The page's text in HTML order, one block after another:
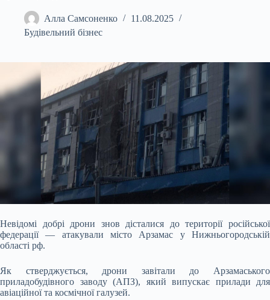
Алла Самсоненко
11.08.2025
Будівельний бізнес
Невідомі добрі дрони знов дісталися до території російської
федерації — атакували місто Арзамас у Нижньогородській
області рф.
Як стверджується, дрони завітали до Арзамаського
приладобудівного заводу (АПЗ), який випускає прилади для
авіаційної та космічної галузей.